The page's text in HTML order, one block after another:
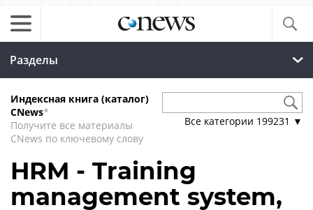
Разделы
Индексная книга (каталог)
CNews*
Получите все материалы
CNews по ключевому слову
Все категории 199231 ▼
HRM - Training
management system,